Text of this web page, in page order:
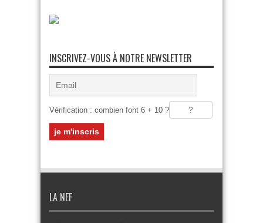
INSCRIVEZ-VOUS À NOTRE NEWSLETTER
Vérification : combien font 6 + 10 ?
LA NEF